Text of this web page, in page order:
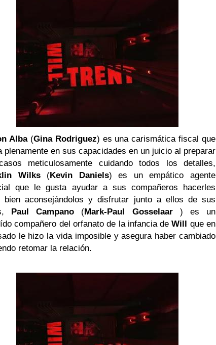
Alba(Gina Rodriguez) es una carismática fiscal que
plenamente en sus capacidades en un juicio al preparar
meticulosamente cuidando todos los detalles,
Wilks(Kevin Daniels) es un empático agente
que le gusta ayudar a sus compañeros hacerles
bien aconsejándolos y disfrutar junto a ellos de sus
Paul Campano (Mark-Paul Gosselaar ) es un
compañero del orfanato de la infancia deWill que en
le hizo la vida imposible y asegura haber cambiado
retomar la relación.